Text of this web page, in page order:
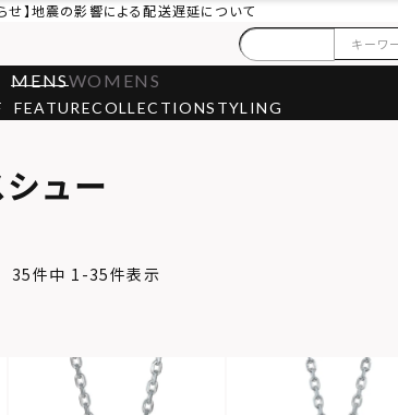
せ】地震の影響による配送遅延について
MENSWOMENS
FEATURECOLLECTIONSTYLING
ュー
35件中 1 -35件表示